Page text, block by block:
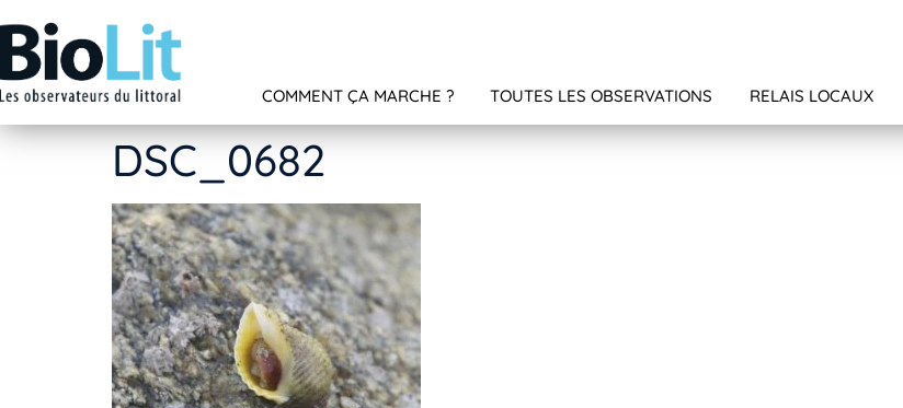
COMMENT ÇA MARCHE ? TOUTES LES OBSERVATIONS RELAIS LOCAUX
DSC_0682